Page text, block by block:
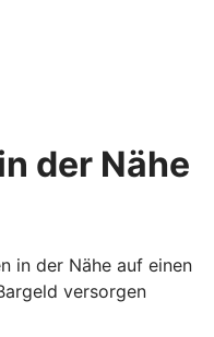
der Nähe
in der Nähe auf einen
versorgen